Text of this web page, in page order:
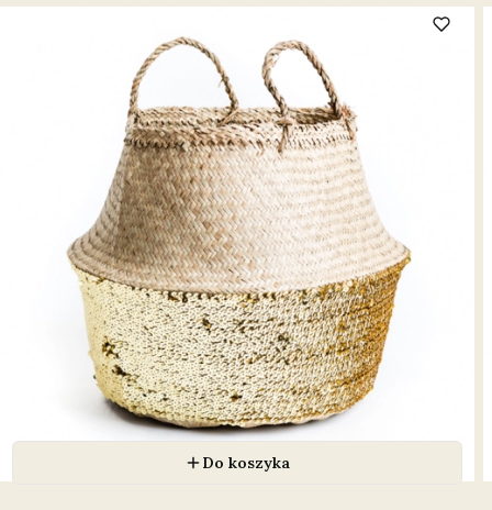
Do koszyka